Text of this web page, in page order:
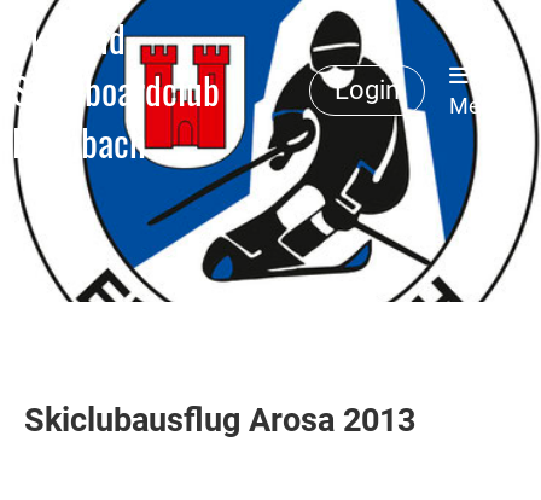
Ski- und
Snowboardclub
Erlenbach
Login
Menü
Skiclubausflug Arosa 2013